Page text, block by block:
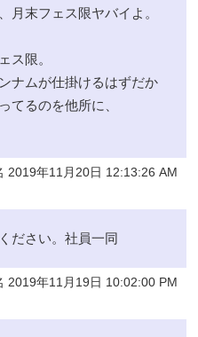
月末フェス限ヤバイよ。
ス限。
ナムが仕掛けるはずだか
てるのを他所に、
2019年11月20日 12:13:26 AM
ださい。社員一同
年11月19日 10:02:00 PM